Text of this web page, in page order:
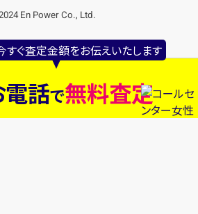
すぐ査定金額をお伝えいたします
話で無料査定
En Power Co., Ltd.